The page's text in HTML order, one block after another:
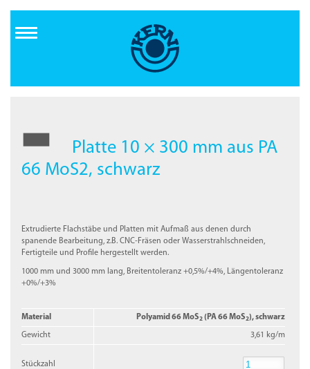
Inhalt
Platte 10 × 300 mm aus PA
66 MoS2, schwarz
Extrudierte Flachstäbe und Platten mit Aufmaß aus denen durch
spanende Bearbeitung, z.B. CNC-Fräsen oder Wasserstrahlschneiden,
Fertigteile und Profile hergestellt werden.
1000 mm und 3000 mm lang, Breitentoleranz +0,5%/+4%, Längentoleranz
+0%/+3%
Material Polyamid 66 MoS2 (PA 66 MoS2), schwarz
Gewicht 3,61 kg/m
Stückzahl